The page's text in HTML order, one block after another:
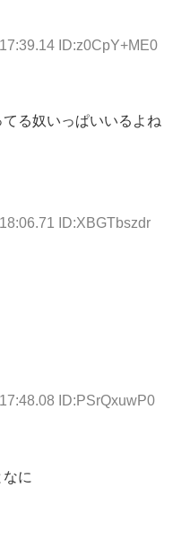
ID:z0CpY+ME0
る奴いっぱいいるよね
ID:XBGTbszdr
ID:PSrQxuwP0
に